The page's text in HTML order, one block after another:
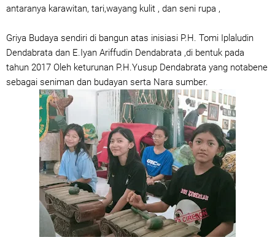
antaranya karawitan, tari,wayang kulit , dan seni rupa ,
Griya Budaya sendiri di bangun atas inisiasi P.H. Tomi Iplaludin
Dendabrata dan E.Iyan Ariffudin Dendabrata ,di bentuk pada
tahun 2017 Oleh keturunan P.H.Yusup Dendabrata yang notabene
sebagai seniman dan budayan serta Nara sumber.